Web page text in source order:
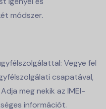
módszer.
Vegye fel
csapatával,
meg nekik az IMEI-
információt.